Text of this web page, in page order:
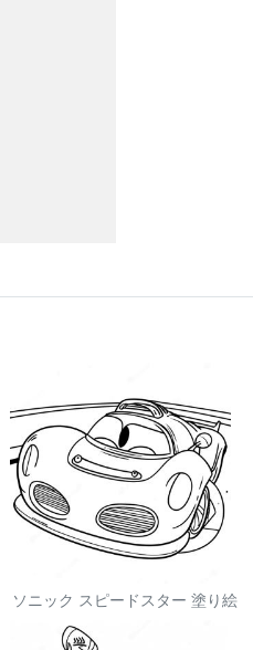
ソニック スピードスター 塗り絵